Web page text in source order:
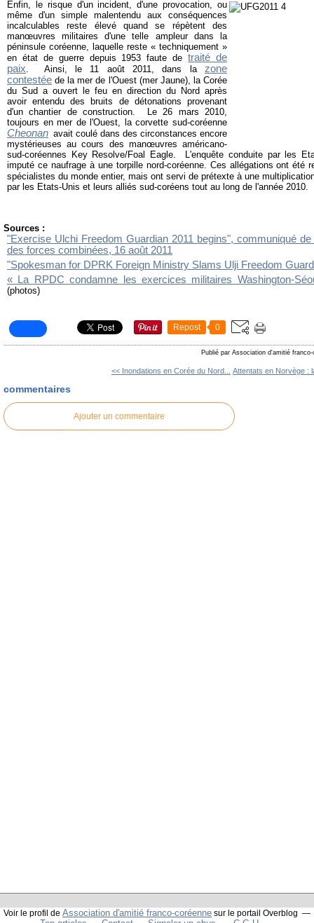
Enfin, le risque d'un incident, d'une provocation, ou
même d'un simple malentendu aux conséquences
incalculables reste élevé quand se répètent des
manœuvres militaires d'une telle ampleur dans la
péninsule coréenne, laquelle reste « techniquement »
en état de guerre depuis 1953 faute detraité de
paix. Ainsi, le 11 août 2011, dans la zone
contestée de la mer de l'Ouest (mer Jaune), la Corée
du Sud a ouvert le feu en direction du Nord après
avoir entendu des bruits de détonations provenant
d'un chantier de construction. Le 26 mars 2010,
toujours en mer de l'Ouest, la corvette sud-coréenne
Cheonan avait coulé dans des circonstances encore
mystérieuses au cours des manœuvres américano-
sud-coréennes Key Resolve/Foal Eagle. L'enquête conduite par les
imputé ce naufrage à une torpille nord-coréenne. Ces allégations ont été
spécialistes du monde entier, mais ont servi de prétexte à une
par les Etats-Unis et leurs alliés sud-coréens tout au long de l'année 2010.
Sources :
"Exercise Ulchi Freedom Guardian 2011 begins", communiqué
des forces combinées, 16 août 2011
"Spokesman for DPRK Foreign Ministry Slams Ulji Freedom
« La RPDC condamne les exercices militaires Washington-
(photos)
Repost 0
Publié par Association d'amitié franco-
<< Inondations en Corée du Nord... Attentats en Norvège :
commentaires
Ajouter un commentaire
Voir le profil de Association d'amitié franco-coréenne sur le portail Overblog